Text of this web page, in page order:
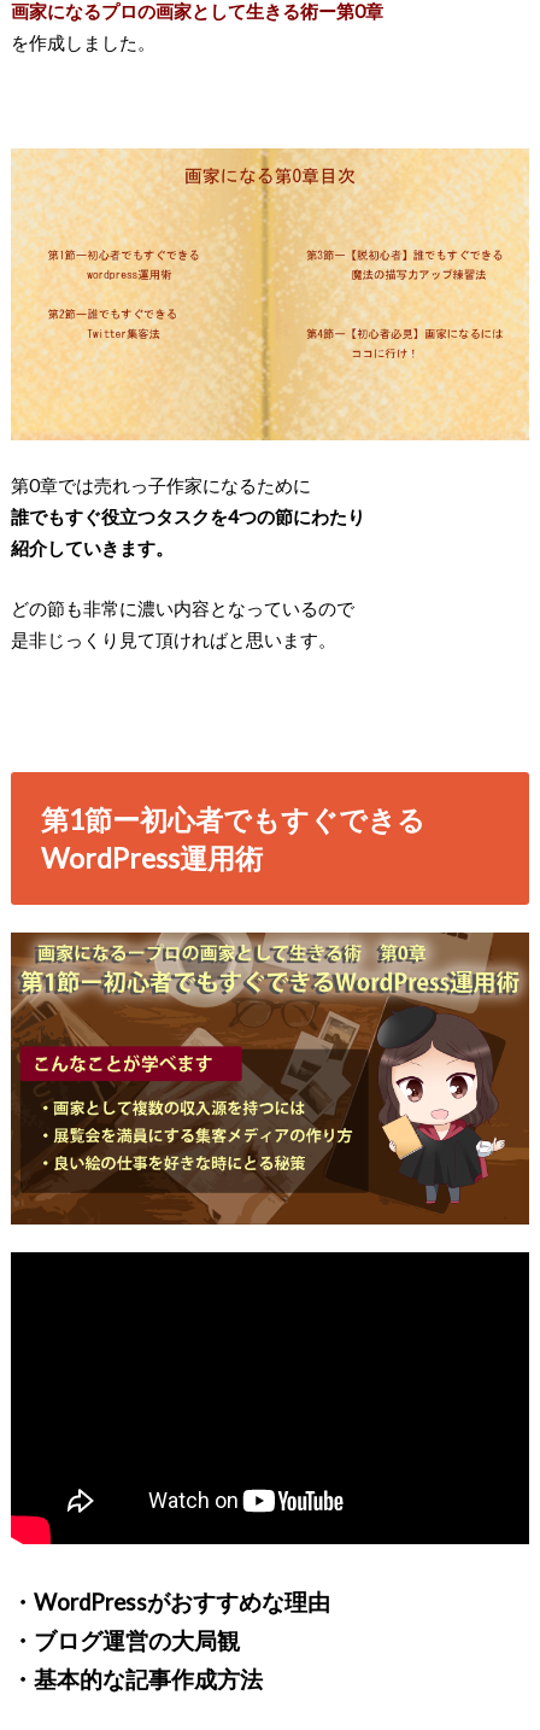
画家になるプロの画家として生きる術ー第0章
を作成しました。
第0章では売れっ子作家になるために
誰でもすぐ役立つタスクを4つの節にわたり
紹介していきます。
どの節も非常に濃い内容となっているので
是非じっくり見て頂ければと思います。
第1節ー初心者でもすぐできる
WordPress運用術
・WordPressがおすすめな理由
・ブログ運営の大局観
・基本的な記事作成方法